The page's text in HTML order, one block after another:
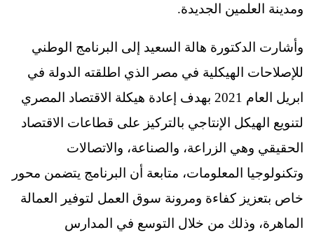
ومدينة العلمين الجديدة.
وأشارت الدكتورة هالة السعيد إلى البرنامج الوطني
للإصلاحات الهيكلية في مصر الذي اطلقته الدولة في
ابريل العام 2021 بهدف إعادة هيكلة الاقتصاد المصري
لتنويع الهيكل الإنتاجي بالتركيز على قطاعات الاقتصاد
الحقيقي وهي الزراعة، والصناعة، والاتصالات
وتكنولوجيا المعلومات، متابعة أن البرنامج يتضمن محور
خاص بتعزيز كفاءة ومرونة سوق العمل لتوفير العمالة
الماهرة، وذلك من خلال التوسع في المدارس